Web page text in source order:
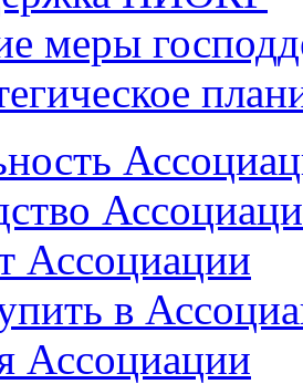
меры
Ассоциации
в
Ассоциации